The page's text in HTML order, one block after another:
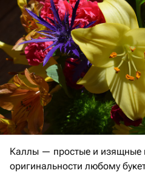
Каллы — простые и изящные
оригинальности любому